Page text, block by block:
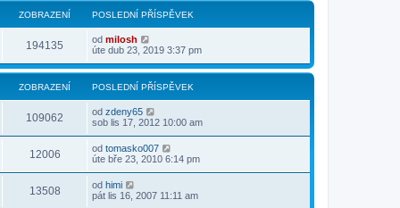
ZOBRAZENÍ POSLEDNÍ PŘÍSPĚVEK
194135 od milosh
úte dub 23, 2019 3:37 pm
ZOBRAZENÍ POSLEDNÍ PŘÍSPĚVEK
109062 od zdeny65
sob lis 17, 2012 10:00 am
12006 od tomasko007
úte bře 23, 2010 6:14 pm
13508 od himi
pát lis 16, 2007 11:11 am